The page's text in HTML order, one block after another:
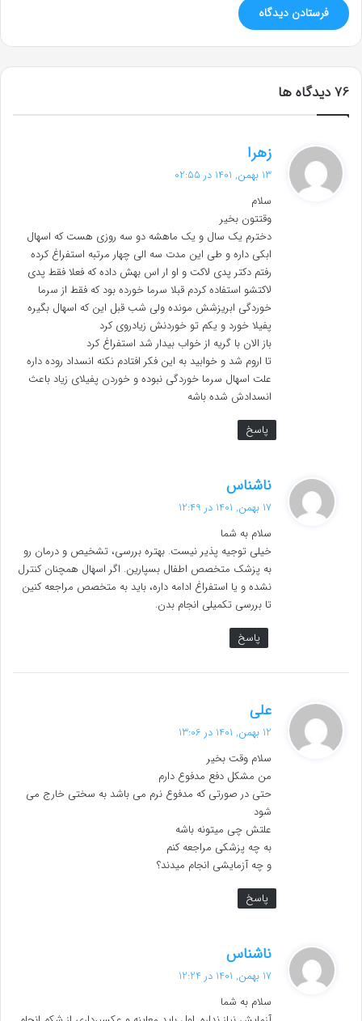
‫76 دیدگاه ها
زهرا
ت
13 بهمن, 1401 در 02:55
سلام
وقتتون بخیر
دخترم یک سال و یک ماهشه دو سه روزی هست که اسهال
ابکی داره و طی این مدت سه الی چهار مرتبه استفراغ کرده
رفتم دکتر پدی لاکت و او ار اس بهش داده که فعلا فقط پدی
لاکتشو استفاده کردم قبلا سرما خورده بود که فقط از سرما
خوردگی ابریزشش مونده ولی شب قبل این که اسهال بگیره
پفیلا خورد و یکم تو خوردنش زیادروی کرد
باز الان با گریه از خواب بیدار شد استفراغ کرد
تا اروم شد و خوابید به این فکر افتادم نکنه انسداد روده داره
علت اسهال سرما خوردگی نبوده و خوردن پفیلای زیاد باعث
انسدادش شده باشه
پاسخ
ناشناس
ف
:
17 بهمن, 1401 در 12:49
سلام به شما
خیلی توجیه پذیر نیست. بهتره بررسی، تشخیص و درمان رو
به پزشک متخصص اطفال بسپارین. اگر اسهال همچنان کنترل
نشده و یا استفراغ ادامه داره، باید به متخصص مراجعه کنین
تا بررسی تکمیلی انجام بدن.
پاسخ
علی
ت
:
12 بهمن, 1401 در 13:06
سلام وقت بخیر
من مشکل دفع مدفوع دارم
حتی در صورتی که مدفوع نرم می باشد به سختی خارج می
شود
علتش چی میتونه باشه
به چه پزشکی مراجعه کنم
و چه آزمایشی انجام میدند؟
پاسخ
ناشناس
ف
:
17 بهمن, 1401 در 12:24
سلام به شما